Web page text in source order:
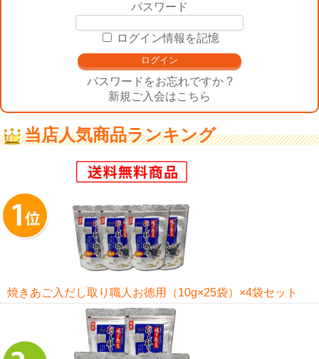
パスワード
ログイン情報を記憶
パスワードをお忘れですか ?
新規ご入会はこちら
当店人気商品ランキング
焼きあご入だし取り職人お徳用（10g×25袋）×4袋セット